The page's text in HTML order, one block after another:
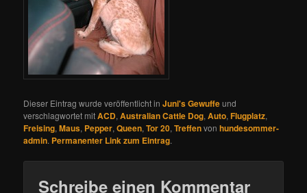
Dieser Eintrag wurde veröffentlicht inJuni's Gewuffeund
verschlagwortet mitACD,Australian Cattle Dog,Auto,Flugplatz,
Freising,Maus, Pepper,Queen,Tor 20,Treffenvonhundesommer-
admin. Permanenter Link zum Eintrag.
Schreibe einen Kommentar